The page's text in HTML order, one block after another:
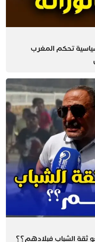
تحكم المغرب
ثقة الشباب فبلادهم؟؟